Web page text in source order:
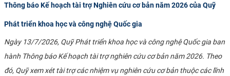
Thông báo Kế hoạch tài trợ Nghiên cứu cơ bản năm 2026 của Quỹ
Phát triển khoa học và công nghệ Quốc gia
Ngày 13/7/2026, Quỹ Phát triển khoa học và công nghệ Quốc gia ban
hành Thông báo Kế hoạch tài trợ nghiên cứu cơ bản năm 2026. Theo
đó, Quỹ xem xét tài trợ các nhiệm vụ nghiên cứu cơ bản thuộc các lĩnh